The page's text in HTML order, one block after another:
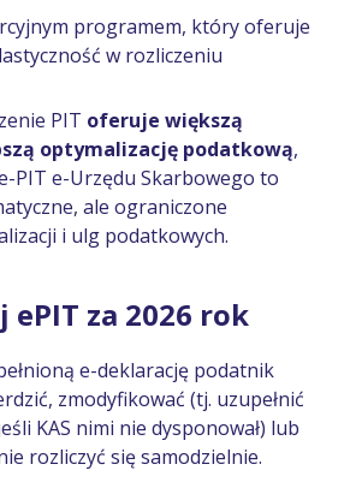
programem, który oferuje
w rozliczeniu
PIT oferuje większą
optymalizację podatkową,
PIT e-Urzędu Skarbowego to
ale ograniczone
i ulg podatkowych.
ePIT za 2026 rok
e-deklarację podatnik
zmodyfikować (tj. uzupełnić
KAS nimi nie dysponował) lub
rozliczyć się samodzielnie.